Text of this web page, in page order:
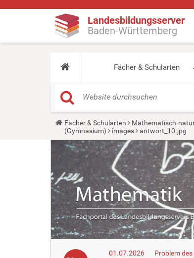
Landesbildungsserver
Baden-Württemberg
Fächer & Schularten
Y
u
e
r
e
:
Fächer & Schularten Mathematisch-
(Gymnasium)
îmages antwort_10.jpg
01.07.2026
Problem